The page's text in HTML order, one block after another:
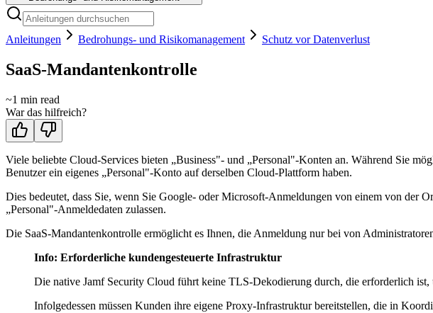
Anleitungen Bedrohungs- und Risikomanagement Schutz vor Datenverlust
SaaS-Mandantenkontrolle
~1 min read
War das hilfreich?
Viele beliebte Cloud-Services bieten „Business"- und „Personal"-Konten an. Während Sie
Benutzer ein eigenes „Personal"-Konto auf derselben Cloud-Plattform haben.
Dies bedeutet, dass Sie, wenn Sie Google- oder Microsoft-Anmeldungen von einem von der
„Personal"-Anmeldedaten zulassen.
Die SaaS-Mandantenkontrolle ermöglicht es Ihnen, die Anmeldung nur bei von
Info: Erforderliche kundengesteuerte Infrastruktur
Die native Jamf Security Cloud führt keine TLS-Dekodierung durch, die erforderlich ist,
Infolgedessen müssen Kunden ihre eigene Proxy-Infrastruktur bereitstellen, die in